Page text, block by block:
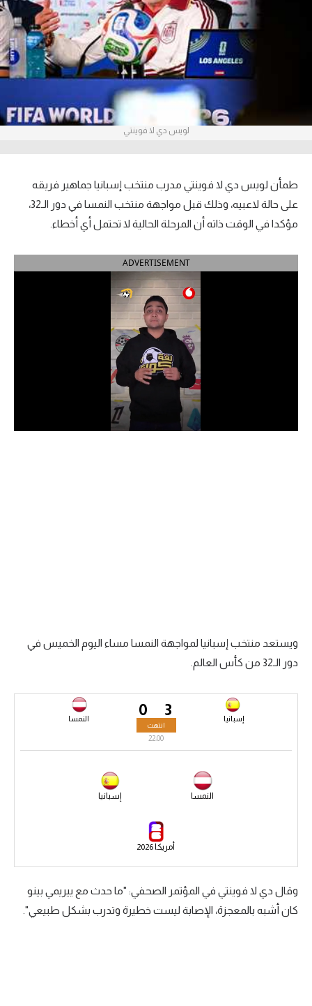
آراء حرة
ركن الألعاب
الدوري الإنجليزي الممتاز
الدوري الإسباني
الدوري السعودي للمحترفين
دوري أبطال إفريقيا
سعودي في الجول
الدوري الإنجليزي
الدوري الإسباني
كرة سلة
كرة يد
لويس دي لا فوينتي
طمأن لويس دي لا فوينتي مدرب منتخب إسبانيا جماهير فريقه
على حالة لاعبيه، وذلك قبل مواجهة منتخب النمسا في دور الـ32،
مؤكدا في الوقت ذاته أن المرحلة الحالية لا تحتمل أي أخطاء.
ADVERTISEMENT
ويستعد منتخب إسبانيا لمواجهة النمسا مساء اليوم الخميس في
دور الـ32 من كأس العالم.
3 إسبانيا 0 النمسا
انتهت
22:00
النمسا إسبانيا
أمريكا 2026
وقال دي لا فوينتي في المؤتمر الصحفي: "ما حدث مع ييريمي بينو
كان أشبه بالمعجزة، الإصابة ليست خطيرة وتدرب بشكل طبيعي".